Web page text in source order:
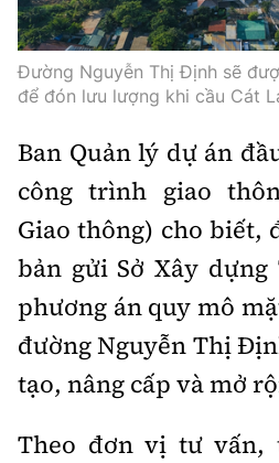
Đường Nguyễn Thị Định sẽ
để đón lưu lượng khi cầu Cát
Ban Quản lý dự án
công trình giao
Giao thông) cho biết,
bản gửi Sở Xây dựng
phương án quy mô
đường Nguyễn Thị
tạo, nâng cấp và mở
Theo đơn vị tư vấn,